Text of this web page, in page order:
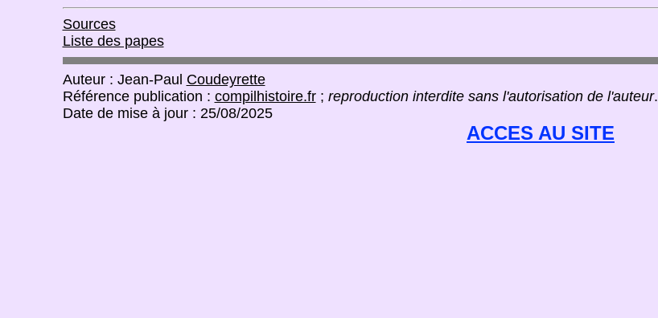
Sources
Liste des papes
Auteur : Jean-Paul Coudeyrette
Référence publication : compilhistoire.fr; reproduction interdite sans l'autorisation de l'auteur.
Date de mise à jour : 25/08/2025
ACCES AU SITE